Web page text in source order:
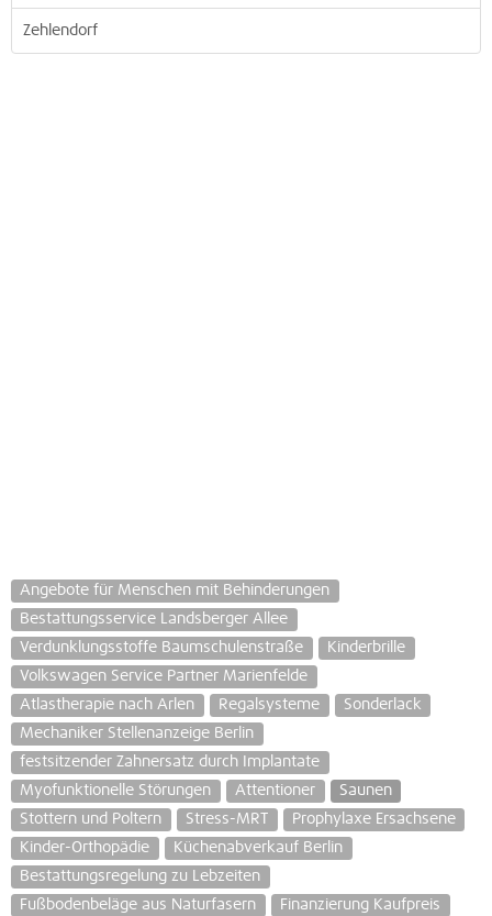
Zehlendorf
Angebote für Menschen mit Behinderungen
Bestattungsservice Landsberger Allee
Verdunklungsstoffe Baumschulenstraße
Kinderbrille
Volkswagen Service Partner Marienfelde
Atlastherapie nach Arlen
Regalsysteme
Sonderlack
Mechaniker Stellenanzeige Berlin
festsitzender Zahnersatz durch Implantate
Myofunktionelle Störungen
Attentioner
Saunen
Stottern und Poltern
Stress-MRT
Prophylaxe Ersachsene
Kinder-Orthopädie
Küchenabverkauf Berlin
Bestattungsregelung zu Lebzeiten
Fußbodenbeläge aus Naturfasern
Finanzierung Kaufpreis